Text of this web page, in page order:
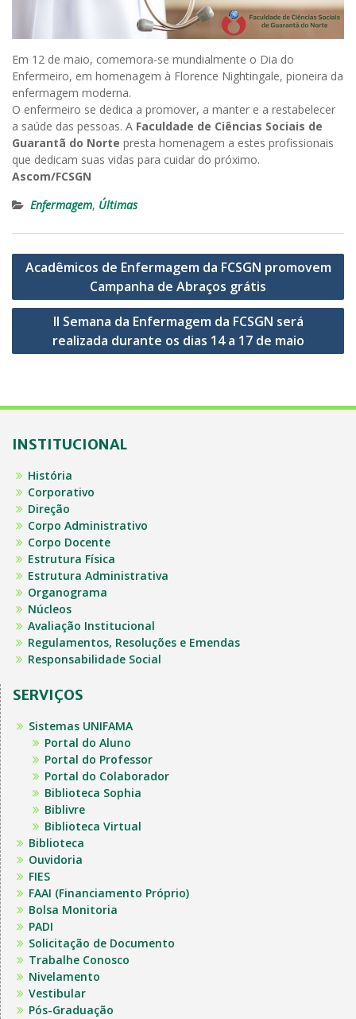
Em 12 de maio, comemora-se mundialmente o Dia do
Enfermeiro, em homenagem à Florence Nightingale, pioneira da
enfermagem moderna.
O enfermeiro se dedica a promover, a manter e a restabelecer
a saúde das pessoas. A Faculdade de Ciências Sociais de
Guarantã do Norte presta homenagem a estes profissionais
que dedicam suas vidas para cuidar do próximo.
Ascom/FCSGN
Enfermagem, Últimas
Navegação
Post
Acadêmicos de Enfermagem da FCSGN promovem
Campanha de Abraços grátis
II Semana da Enfermagem da FCSGN será
realizada durante os dias 14 a 17 de maio
INSTITUCIONAL
História
Corporativo
Direção
Corpo Administrativo
Corpo Docente
Estrutura Física
Estrutura Administrativa
Organograma
Núcleos
Avaliação Institucional
Regulamentos, Resoluções e Emendas
Responsabilidade Social
SERVIÇOS
Sistemas UNIFAMA
Portal do Aluno
Portal do Professor
Portal do Colaborador
Biblioteca Sophia
Biblivre
Biblioteca Virtual
Biblioteca
Ouvidoria
FIES
FAAI (Financiamento Próprio)
Bolsa Monitoria
PADI
Solicitação de Documento
Trabalhe Conosco
Nivelamento
Vestibular
Pós-Graduação